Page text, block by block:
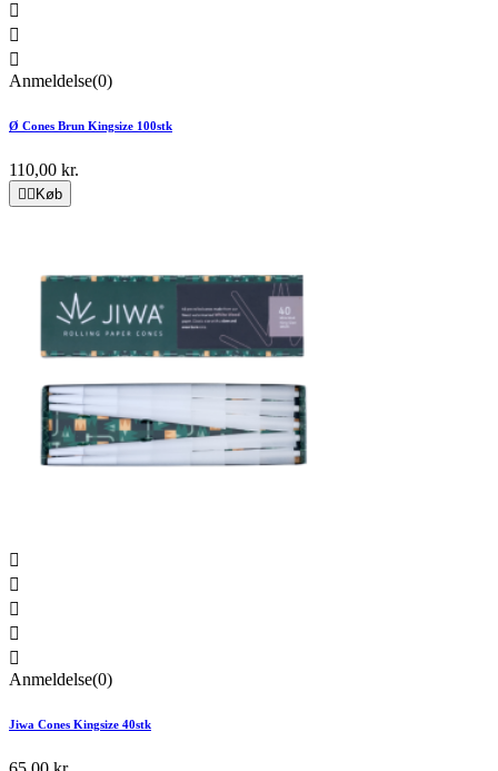



Anmeldelse(0)
Ø Cones Brun Kingsize 100stk
110,00 kr.
  Køb





Anmeldelse(0)
Jiwa Cones Kingsize 40stk